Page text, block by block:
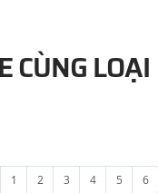
CÙNG LOẠI
1 2 3 4 5 6